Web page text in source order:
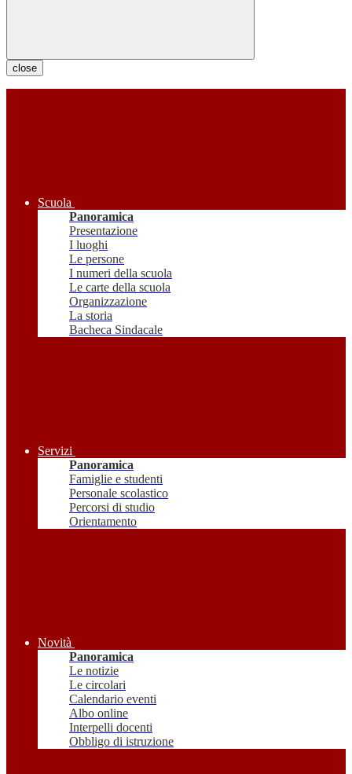
close
Scuola
Panoramica
Presentazione
I luoghi
Le persone
I numeri della scuola
Le carte della scuola
Organizzazione
La storia
Bacheca Sindacale
Servizi
Panoramica
Famiglie e studenti
Personale scolastico
Percorsi di studio
Orientamento
Novità
Panoramica
Le notizie
Le circolari
Calendario eventi
Albo online
Interpelli docenti
Obbligo di istruzione